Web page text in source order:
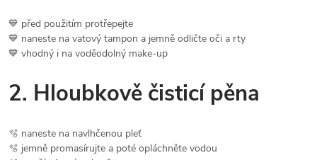
💙 před použitím protřepejte
💙 naneste na vatový tampon a jemně odličte oči a rty
💙 vhodný i na voděodolný make-up
2. Hloubkově čisticí pěna
🫧 naneste na navlhčenou pleť
🫧 jemně promasírujte a poté opláchněte vodou